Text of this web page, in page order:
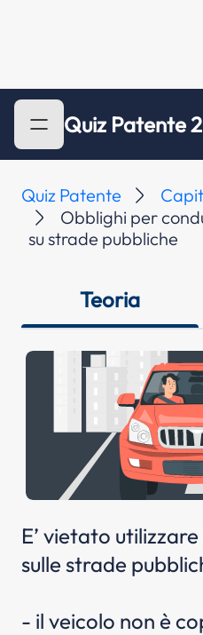
Quiz Patente
Quiz Patente
Obblighi per
su strade pubbliche
Teoria
E’ vietato
sulle strade
- il veicolo non è